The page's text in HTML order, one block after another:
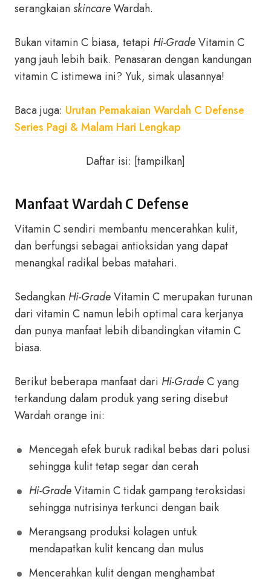
serangkaianskincareWardah.
Bukan vitamin C biasa, tetapi Hi-GradeVitamin C
yang jauh lebih baik. Penasaran dengan kandungan
vitamin C istimewa ini? Yuk, simak ulasannya!
Baca juga: Urutan Pemakaian Wardah C Defense
Series Pagi & Malam Hari Lengkap
Daftar isi: [tampilkan]
Manfaat Wardah C Defense
Vitamin C sendiri membantu mencerahkan kulit,
dan berfungsi sebagai antioksidan yang dapat
menangkal radikal bebas matahari.
Sedangkan Hi-GradeVitamin C merupakan turunan
dari vitamin C namun lebih optimal cara kerjanya
dan punya manfaat lebih dibandingkan vitamin C
biasa.
Berikut beberapa manfaat dari Hi-GradeC yang
terkandung dalam produk yang sering disebut
Wardah orange ini:
Mencegah efek buruk radikal bebas dari polusi
sehingga kulit tetap segar dan cerah
Hi-GradeVitamin C tidak gampang teroksidasi
sehingga nutrisinya terkunci dengan baik
Merangsang produksi kolagen untuk
mendapatkan kulit kencang dan mulus
Mencerahkan kulit dengan menghambat